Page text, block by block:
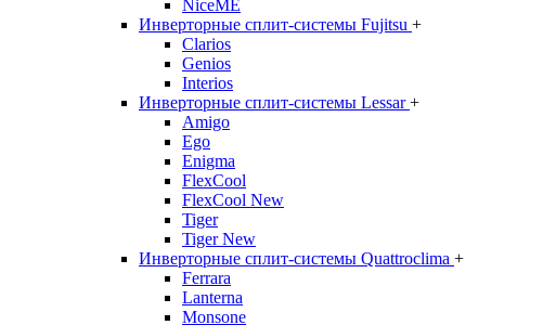
NiceME
Инверторные сплит-системы Fujitsu +
Clarios
Genios
Interios
Инверторные сплит-системы Lessar+
Amigo
Ego
Enigma
FlexCool
FlexCool New
Tiger
Tiger New
Инверторные сплит-системы Quattroclima +
Ferrara
Lanterna
Monsone